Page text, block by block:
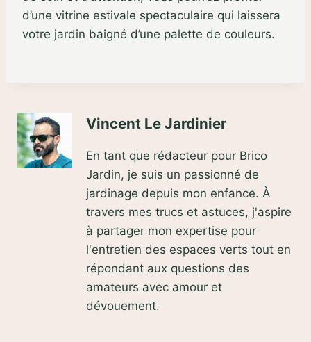
d’une vitrine estivale spectaculaire qui laissera
votre jardin baigné d’une palette de couleurs.
Vincent Le Jardinier
En tant que rédacteur pour Brico
Jardin, je suis un passionné de
jardinage depuis mon enfance. À
travers mes trucs et astuces, j'aspire
à partager mon expertise pour
l'entretien des espaces verts tout en
répondant aux questions des
amateurs avec amour et
dévouement.